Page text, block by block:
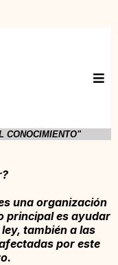
CONOCIMIENTO"
una organización
principal es ayudar
también a las
por este